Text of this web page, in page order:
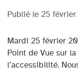
Publié le 25 février
Mardi 25 février
Point de Vue sur
l’accessibilité.